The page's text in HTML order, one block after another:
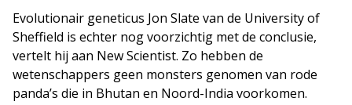
Evolutionair geneticus Jon Slate van de University of
Sheffield is echter nog voorzichtig met de conclusie,
vertelt hij aan New Scientist. Zo hebben de
wetenschappers geen monsters genomen van rode
panda’s die in Bhutan en Noord-India voorkomen.